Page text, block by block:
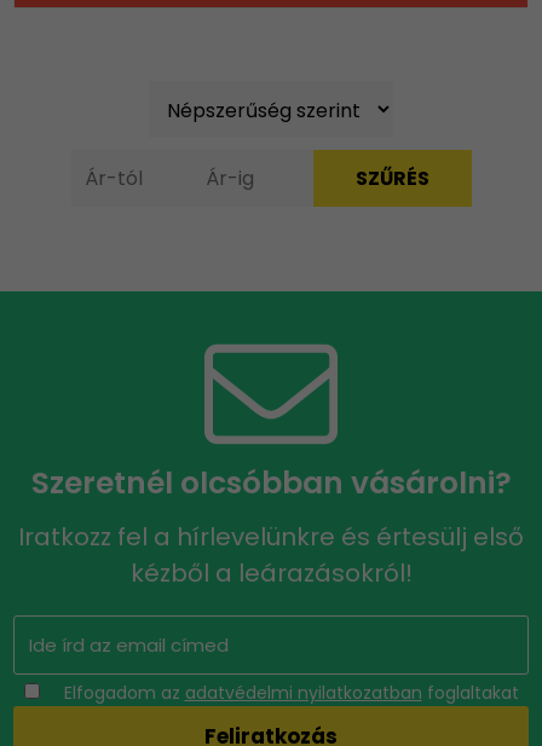
Szeretnél olcsóbban vásárolni?
Iratkozz fel a hírlevelünkre és értesülj első
kézből a leárazásokról!
Elfogadom az adatvédelmi nyilatkozatban foglaltakat